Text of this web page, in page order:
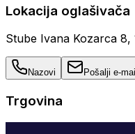
Lokacija oglašivača
Stube Ivana Kozarca 8,
Nazovi Pošalji e-mail
Trgovina